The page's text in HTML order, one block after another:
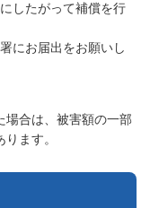
したがって補償を行
にお届出をお願いし
場合は、被害額の一部
ます。